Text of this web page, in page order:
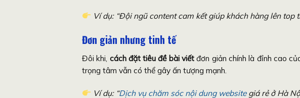
Ví dụ: “Đội ngũ content cam kết giúp khách hàng lên top
Đơn giản nhưng tinh tế
Đôi khi, cách đặt tiêu đề bài viết đơn giản chính là đỉnh cao
trọng tâm vẫn có thể gây ấn tượng mạnh.
Ví dụ: “Dịch vụ chăm sóc nội dung websitegiá rẻ ở Hà